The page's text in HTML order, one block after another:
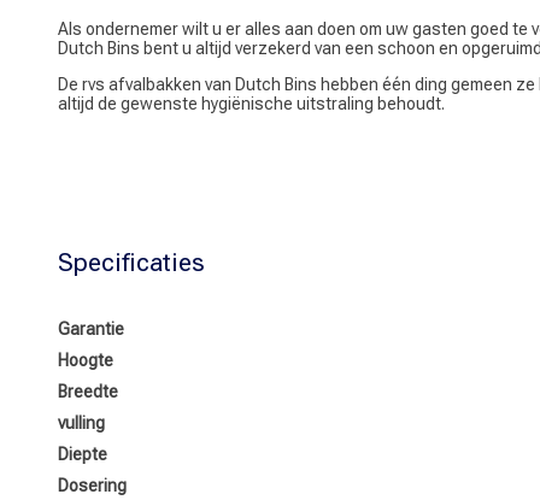
Als ondernemer wilt u er alles aan doen om uw gasten goed
Dutch Bins bent u altijd verzekerd van een schoon en
De rvs afvalbakken van Dutch Bins hebben één ding gemeen
altijd de gewenste hygiënische uitstraling behoudt.
Specificaties
Garantie
Hoogte
Breedte
vulling
Diepte
Dosering